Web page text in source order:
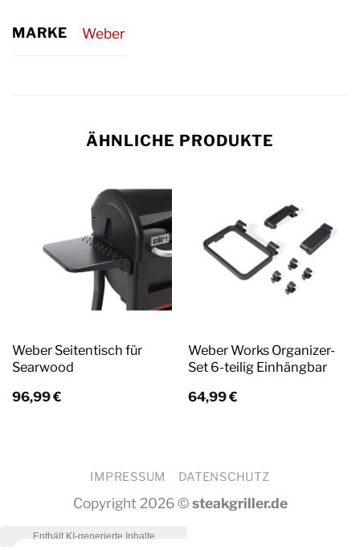
MARKE Weber
ÄHNLICHE PRODUKTE
Weber Seitentisch für
Searwood
96,99€
Weber Works Organizer-
Set 6-teilig Einhängbar
64,99€
IMPRESSUM DATENSCHUTZ
Copyright 2026 ©steakgriller.de